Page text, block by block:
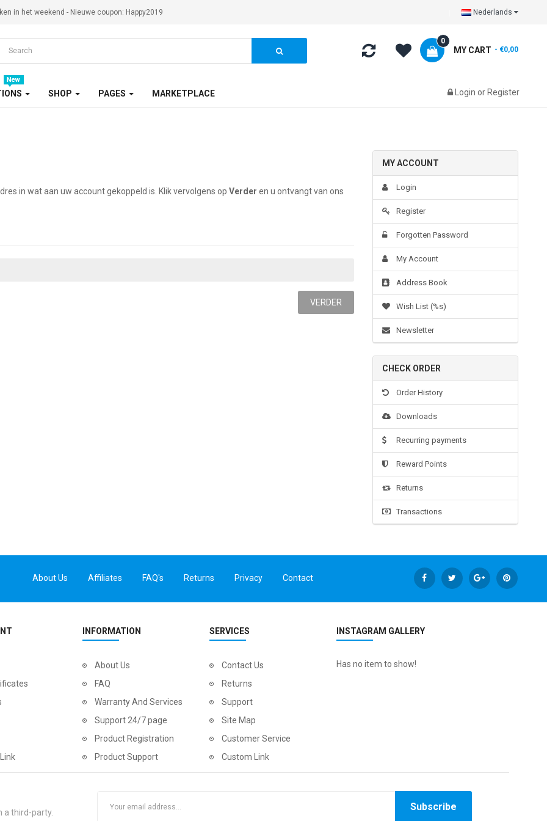
in het weekend - Nieuwe coupon: Happy2019 Nederlands
MY CART
0
- €0,00
SHOP PAGES MARKETPLACE Login or Register
in wat aan uw account gekoppeld is. Klik vervolgens opVerder en u ontvangt van ons
MY ACCOUNT
Login
Register
Forgotten Password
My Account
Address Book
Wish List (%s)
Newsletter
CHECK ORDER
Order History
Downloads
Recurring payments
Reward Points
Returns
Transactions
About Us Affiliates FAQ's Returns Privacy Contact
INFORMATION
About Us
FAQ
Warranty And Services
Support 24/7 page
Product Registration
Product Support
SERVICES
Contact Us
Returns
Support
Site Map
Customer Service
Custom Link
INSTAGRAM GALLERY
Has no item to show!
a third-party. Subscribe